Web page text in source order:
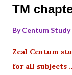
TM
ByCentum Study
Zeal Centum
for all subjects